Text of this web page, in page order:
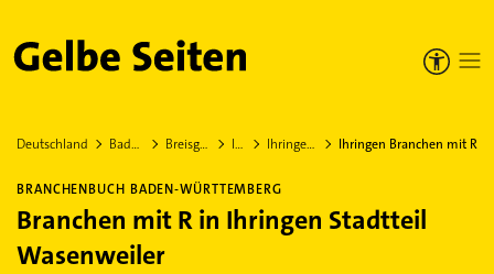
Gelbe Seiten
Deutschland Baden-Württemberg Breisgau-Hochschwarzwald Ihringen Ihringen Stadtteil Wasenweiler Ihringen Branchen mit R
BRANCHENBUCH BADEN-WÜRTTEMBERG
Branchen mit R in Ihringen Stadtteil
Wasenweiler